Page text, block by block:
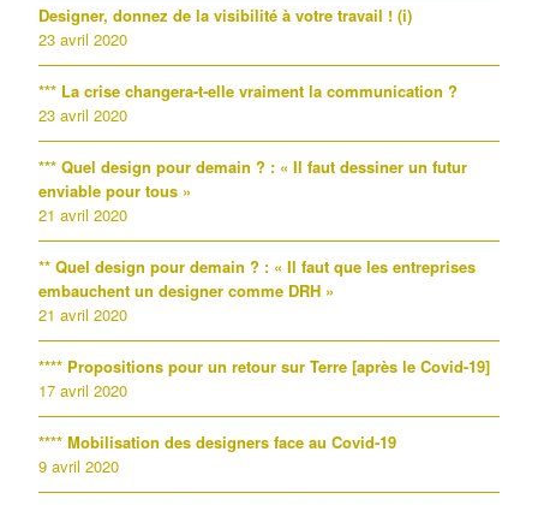
Designer, donnez de la visibilité à votre travail ! (i)
23 avril 2020
*** La crise changera-t-elle vraiment la communication ?
23 avril 2020
*** Quel design pour demain ? : « Il faut dessiner un futur
enviable pour tous »
21 avril 2020
** Quel design pour demain ? : « Il faut que les entreprises
embauchent un designer comme DRH »
21 avril 2020
**** Propositions pour un retour sur Terre [après le Covid-19]
17 avril 2020
**** Mobilisation des designers face au Covid-19
9 avril 2020